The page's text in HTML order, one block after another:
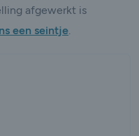
afgewerkt is
een seintje.